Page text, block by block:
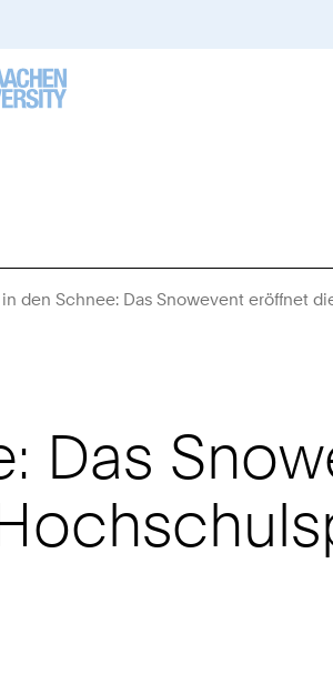
den Schnee: Das Snowevent eröffnet
Das